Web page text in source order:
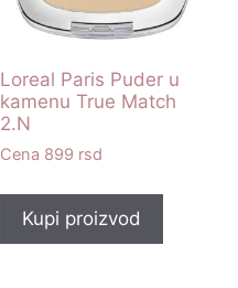
Loreal Paris Puder u
kamenu True Match
2.N
899 rsd
Kupi proizvod